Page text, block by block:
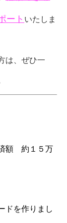
ート いたしま
は、ぜひ一
額 約１５万
ドを作りまし